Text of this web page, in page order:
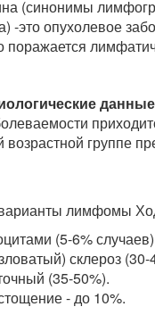
(синонимы
-это опухолевое
поражается
данные
возрастной группе
варианты лимфомы
(5-6%
склероз (30-
(35-50%).
- до 10%.